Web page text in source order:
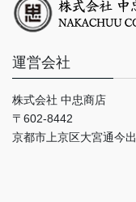
運営会社
株式会社 中忠商店
〒602-8442
京都市上京区大宮通今